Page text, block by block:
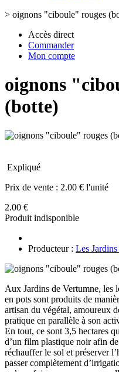
> oignons "ciboule" rouges
Accès direct
Commander
Mon compte
oignons
(botte)
Expliqué
Prix de vente : 2.00 € l'unité
2.00 €
Produit indisponible
Producteur : Les
Aux Jardins de Vertumne, les
en pots sont produits de
artisan du végétal, amoureux
pratique en parallèle à son
En tout, ce sont 3,5 hectares
d’un film plastique noir afin
réchauffer le sol et préserver
passer complètement